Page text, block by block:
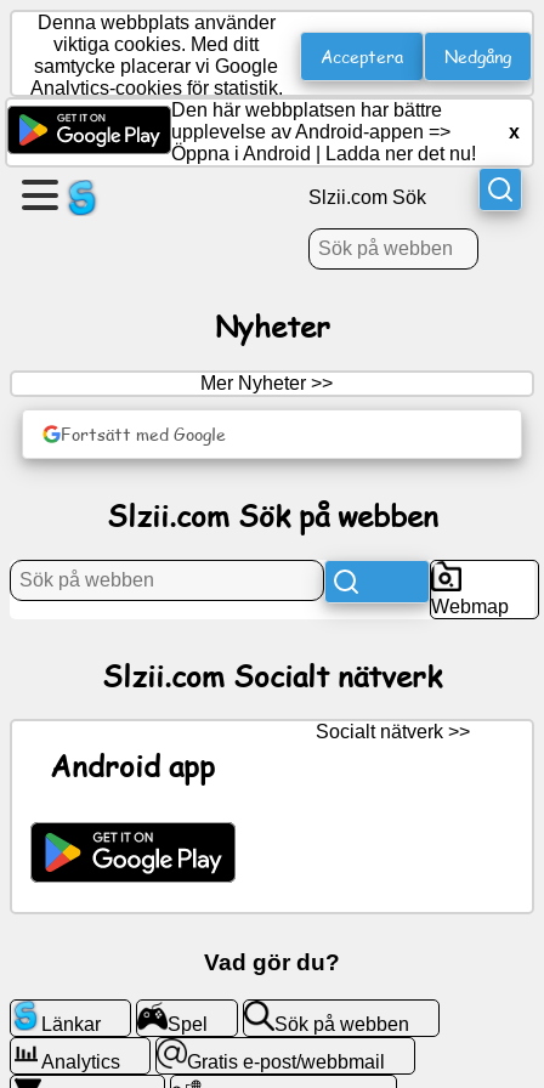
Skapa
en
sida
Skapa
Dagordning
Nyheter
ChatGPT
Kontakter
Sök
på
webben
Denna webbplats använder
viktiga cookies. Med ditt
samtycke placerar vi Google
Analytics-cookies för statistik.
Acceptera Nedgång
Den här webbplatsen har bättre
upplevelse av Android-appen =>
Öppna i Android
Ladda ner det nu!
x
Slzii.com Sök
Nyheter
Mer Nyheter >>
Fortsätt med Google
Slzii.com Sök på webben
Webmap
Slzii.com Socialt nätverk
Android app
Socialt nätverk >>
Vad gör du?
Länkar Spel
Sök på webben
Analytics
Gratis e-post/webbmail